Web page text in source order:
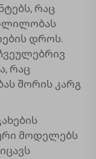
რაც
დროს.
რაც
შორის კარგ
მოდელებს